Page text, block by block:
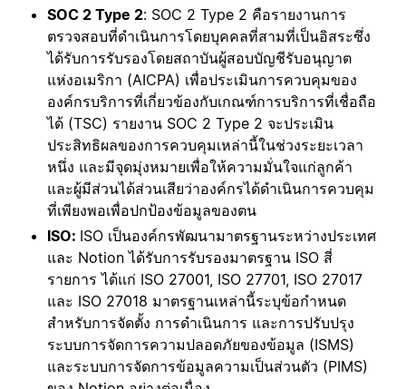
SOC 2 Type 2: SOC 2 Type 2 คือรายงานการ
ตรวจสอบที่ดำเนินการโดยบุคคลที่สามที่เป็นอิสระซึ่ง
ได้รับการรับรองโดยสถาบันผู้สอบบัญชีรับอนุญาต
แห่งอเมริกา (AICPA) เพื่อประเมินการควบคุมของ
องค์กรบริการที่เกี่ยวข้องกับเกณฑ์การบริการที่เชื่อถือ
ได้ (TSC) รายงาน SOC 2 Type 2 จะประเมิน
ประสิทธิผลของการควบคุมเหล่านี้ในช่วงระยะเวลา
หนึ่ง และมีจุดมุ่งหมายเพื่อให้ความมั่นใจแก่ลูกค้า
และผู้มีส่วนได้ส่วนเสียว่าองค์กรได้ดำเนินการควบคุม
ที่เพียงพอเพื่อปกป้องข้อมูลของตน
ISO: ISO เป็นองค์กรพัฒนามาตรฐานระหว่างประเทศ
และ Notion ได้รับการรับรองมาตรฐาน ISO สี่
รายการ ได้แก่ ISO 27001, ISO 27701, ISO 27017
และ ISO 27018 มาตรฐานเหล่านี้ระบุข้อกำหนด
สำหรับการจัดตั้ง การดำเนินการ และการปรับปรุง
ระบบการจัดการความปลอดภัยของข้อมูล (ISMS)
และระบบการจัดการข้อมูลความเป็นส่วนตัว (PIMS)